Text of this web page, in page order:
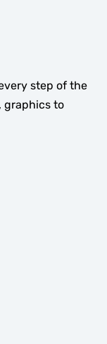
step of the
graphics to